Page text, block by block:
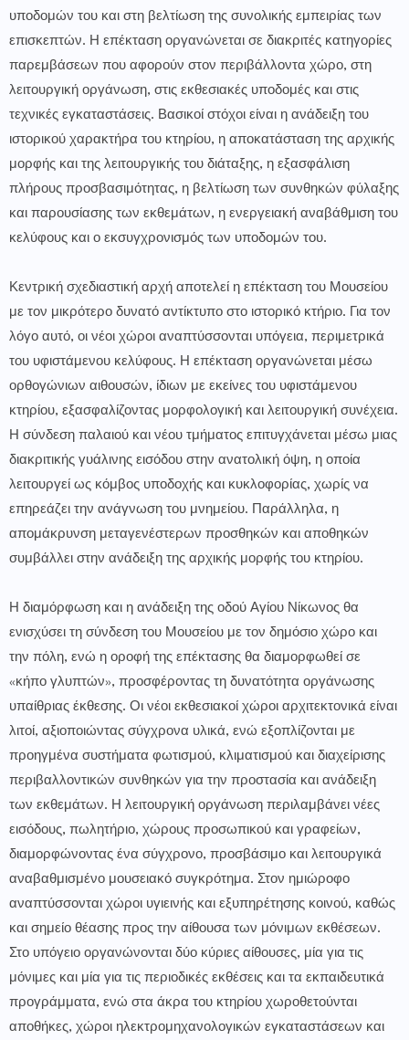
υποδομών του και στη βελτίωση της συνολικής εμπειρίας των
επισκεπτών. Η επέκταση οργανώνεται σε διακριτές κατηγορίες
παρεμβάσεων που αφορούν στον περιβάλλοντα χώρο, στη
λειτουργική οργάνωση, στις εκθεσιακές υποδομές και στις
τεχνικές εγκαταστάσεις. Βασικοί στόχοι είναι η ανάδειξη του
ιστορικού χαρακτήρα του κτηρίου, η αποκατάσταση της αρχικής
μορφής και της λειτουργικής του διάταξης, η εξασφάλιση
πλήρους προσβασιμότητας, η βελτίωση των συνθηκών φύλαξης
και παρουσίασης των εκθεμάτων, η ενεργειακή αναβάθμιση του
κελύφους και ο εκσυγχρονισμός των υποδομών του.
Κεντρική σχεδιαστική αρχή αποτελεί η επέκταση του Μουσείου
με τον μικρότερο δυνατό αντίκτυπο στο ιστορικό κτήριο. Για τον
λόγο αυτό, οι νέοι χώροι αναπτύσσονται υπόγεια, περιμετρικά
του υφιστάμενου κελύφους. Η επέκταση οργανώνεται μέσω
ορθογώνιων αιθουσών, ίδιων με εκείνες του υφιστάμενου
κτηρίου, εξασφαλίζοντας μορφολογική και λειτουργική συνέχεια.
Η σύνδεση παλαιού και νέου τμήματος επιτυγχάνεται μέσω μιας
διακριτικής γυάλινης εισόδου στην ανατολική όψη, η οποία
λειτουργεί ως κόμβος υποδοχής και κυκλοφορίας, χωρίς να
επηρεάζει την ανάγνωση του μνημείου. Παράλληλα, η
απομάκρυνση μεταγενέστερων προσθηκών και αποθηκών
συμβάλλει στην ανάδειξη της αρχικής μορφής του κτηρίου.
Η διαμόρφωση και η ανάδειξη της οδού Αγίου Νίκωνος θα
ενισχύσει τη σύνδεση του Μουσείου με τον δημόσιο χώρο και
την πόλη, ενώ η οροφή της επέκτασης θα διαμορφωθεί σε
«κήπο γλυπτών», προσφέροντας τη δυνατότητα οργάνωσης
υπαίθριας έκθεσης. Οι νέοι εκθεσιακοί χώροι αρχιτεκτονικά είναι
λιτοί, αξιοποιώντας σύγχρονα υλικά, ενώ εξοπλίζονται με
προηγμένα συστήματα φωτισμού, κλιματισμού και διαχείρισης
περιβαλλοντικών συνθηκών για την προστασία και ανάδειξη
των εκθεμάτων. Η λειτουργική οργάνωση περιλαμβάνει νέες
εισόδους, πωλητήριο, χώρους προσωπικού και γραφείων,
διαμορφώνοντας ένα σύγχρονο, προσβάσιμο και λειτουργικά
αναβαθμισμένο μουσειακό συγκρότημα. Στον ημιώροφο
αναπτύσσονται χώροι υγιεινής και εξυπηρέτησης κοινού, καθώς
και σημείο θέασης προς την αίθουσα των μόνιμων εκθέσεων.
Στο υπόγειο οργανώνονται δύο κύριες αίθουσες, μία για τις
μόνιμες και μία για τις περιοδικές εκθέσεις και τα εκπαιδευτικά
προγράμματα, ενώ στα άκρα του κτηρίου χωροθετούνται
αποθήκες, χώροι ηλεκτρομηχανολογικών εγκαταστάσεων και